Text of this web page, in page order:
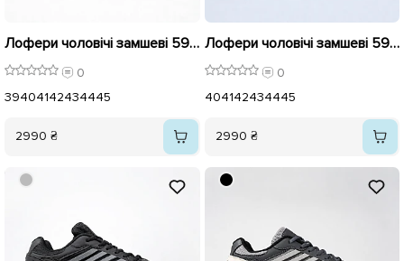
Лофери чоловічі замшеві 596110 Коричневі
0
39404142434445
2990 ₴
Лофери чоловічі замшеві 596111 Бежеві
0
404142434445
2990 ₴